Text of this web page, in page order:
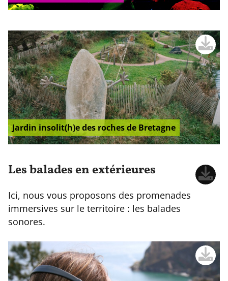
Jardin insolit(h)e des roches de Bretagne
Les balades en extérieures
Ici, nous vous proposons des promenades
immersives sur le territoire : les balades
sonores.